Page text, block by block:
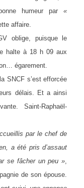
humeur par«
affaire.
oblige, puisque le
halte à 18 h 09 aux
égarement.
SNCF s’est efforcée
délais. Et a ainsi
Saint-Raphaël-
par le chef de
a été pris d’assaut
se fâcher un peu »,
de son épouse.